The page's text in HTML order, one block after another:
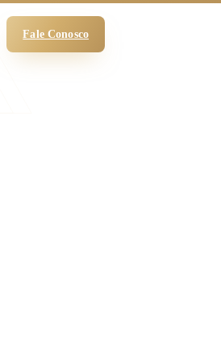
Fale Conosco